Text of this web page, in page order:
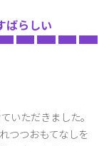
ばらしい
いただきました。
つつおもてなしを